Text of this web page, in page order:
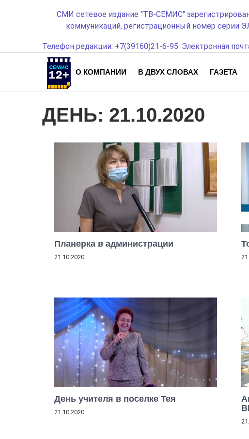
СМИ сетевое издание "ТВ-СЕМИС"
коммуникаций, регистрационный номер серии
Телефон редакции: +7(39160)21-6-95. Электронная
О КОМПАНИИ В ДВУХ СЛОВАХ ГАЗЕТА
ДЕНЬ: 21.10.2020
Планерка в администрации
21.10.2020
День учителя в поселке Тея
21.10.2020